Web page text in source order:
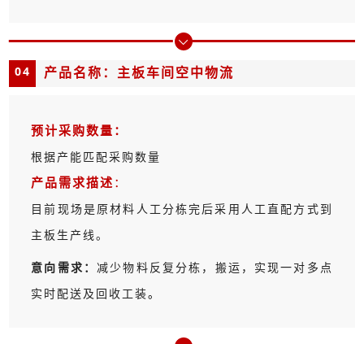
04 产品名称：主板车间空中物流
预计采购数量：
根据产能匹配采购数量
产品需求描述 ：
目前现场是原材料人工分栋完后采用人工直配方式到
主板生产线。
意向需求：减少物料反复分栋，搬运，实现一对多点
实时配送及回收工装。